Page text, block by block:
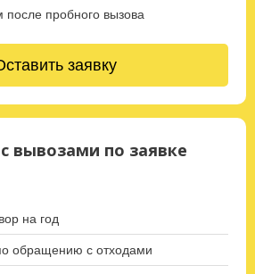
пробного вызова
заявку
вывозами по заявке
на год
обращению с отходами